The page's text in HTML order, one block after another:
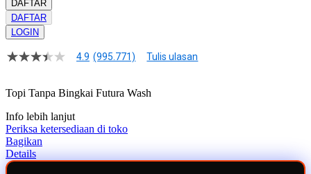
DAFTAR
DAFTAR
LOGIN
4.9
bintang,
rating
rata-
rata.
Read
13
4.9 (995.771) Tulis ulasan
Topi Tanpa Bingkai Futura Wash
Info lebih lanjut
Periksa ketersediaan di toko
Bagikan
Details